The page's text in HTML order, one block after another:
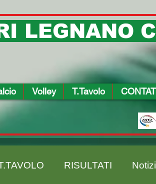
LEGNANO
Volley T.Tavolo
RISULTATI